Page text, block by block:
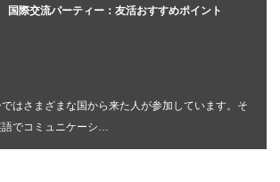
国際交流パーティー：友活おすすめポイント
はさまざまな国から来た人が参加しています。そ
語でコミュニケーシ…